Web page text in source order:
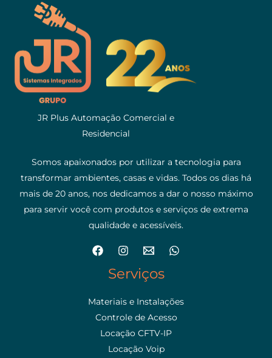
JR Plus Automação Comercial e
Residencial
Somos apaixonados por utilizar a tecnologia para
transformar ambientes, casas e vidas. Todos os dias há
mais de 20 anos, nos dedicamos a dar o nosso máximo
para servir você com produtos e serviços de extrema
qualidade e acessíveis.
Serviços
Materiais e Instalações
Controle de Acesso
Locação CFTV-IP
Locação Voip